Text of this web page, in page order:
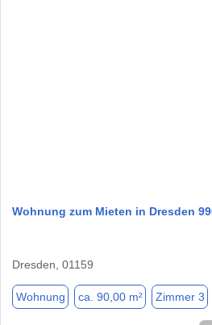
Wohnung zum Mieten in Dresden
Dresden, 01159
Wohnung ca. 90,00 m² Zimmer 3